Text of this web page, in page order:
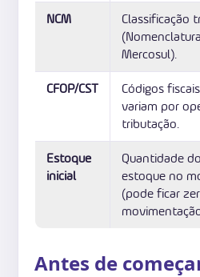
NCM
Classificação
Mercosul).
CFOP/CST
Códigos
variam por
tributação.
Estoque
inicial
Quantidade
estoque no
(pode ficar
Antes de